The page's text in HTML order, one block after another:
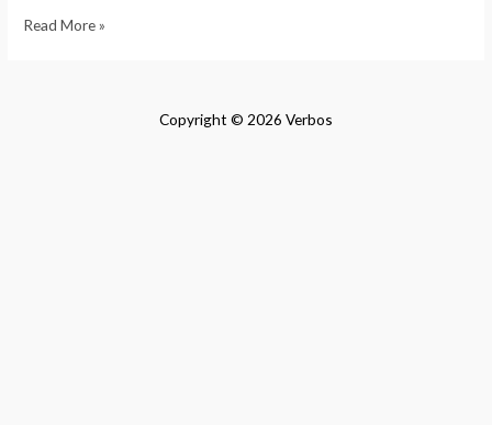
Automatisieren
Read More »
Copyright © 2026 Verbos